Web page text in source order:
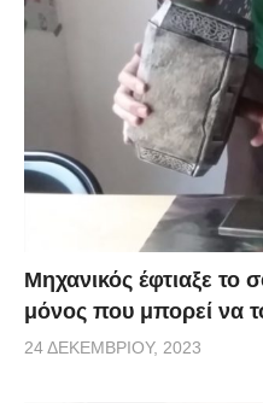
Μηχανικός έφτιαξε το
μόνος που μπορεί να
24 ΔΕΚΕΜΒΡΊΟΥ, 2023